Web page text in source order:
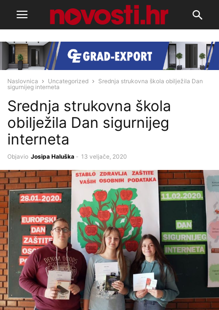
Naslovnica Uncategorized
Srednja strukovna škola obilježila Dan
sigurnijeg interneta
Srednja strukovna škola
obilježila Dan sigurnijeg
interneta
Objavio Josipa Haluška - 13 veljače, 2020